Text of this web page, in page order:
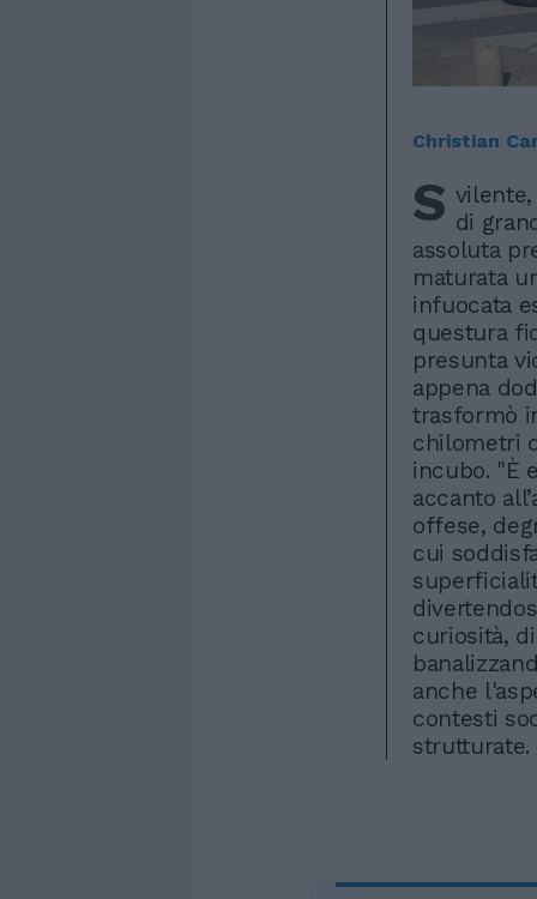
Christian
S vilente,
di
assoluta
maturata
infuocata
questura
presunta
appena
trasformò
chilometri
incubo. "È
accanto
offese,
cui
curiosità,
anche
contesti
strutturate.